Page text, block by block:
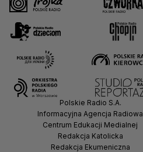
Polskie Radio S.A.
Informacyjna Agencja Radiowa
Centrum Edukacji Medialnej
Redakcja Katolicka
Redakcja Ekumeniczna